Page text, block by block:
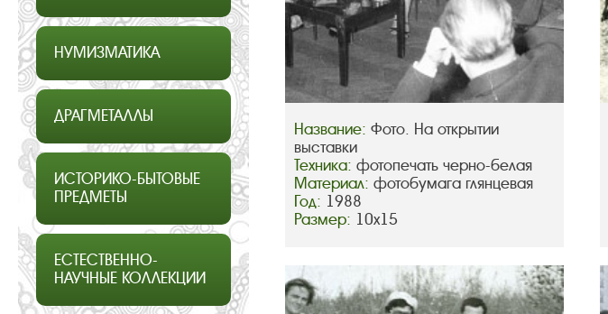
НУМИЗМАТИКА
ДРАГМЕТАЛЛЫ
ИСТОРИКО-БЫТОВЫЕ
ПРЕДМЕТЫ
ЕСТЕСТВЕННО-
НАУЧНЫЕ КОЛЛЕКЦИИ
Название: Фото. На открытии
выставки
Техника: фотопечать черно-белая
Материал: фотобумага глянцевая
Год: 1988
Размер: 10х15